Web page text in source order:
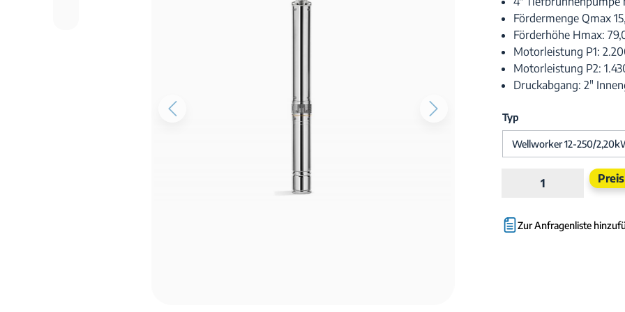
Fördermenge Qmax
Förderhöhe Hmax:
Motorleistung P1:
Motorleistung P2:
Druckabgang: 2"
Typ
Produkt
Zur Anfragenliste